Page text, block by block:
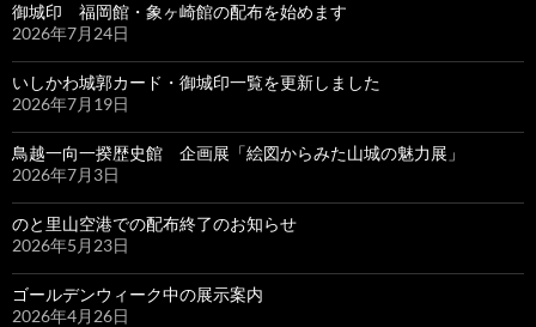
御城印 福岡館・象ヶ崎館の配布を始めます
2026年7月24日
いしかわ城郭カード・御城印一覧を更新しました
2026年7月19日
鳥越一向一揆歴史館 企画展「絵図からみた山城の魅力展」
2026年7月3日
のと里山空港での配布終了のお知らせ
2026年5月23日
ゴールデンウィーク中の展示案内
2026年4月26日